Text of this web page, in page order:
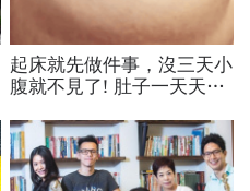
起床就先做件事，沒三天小
腹就不見了! 肚子一天天變